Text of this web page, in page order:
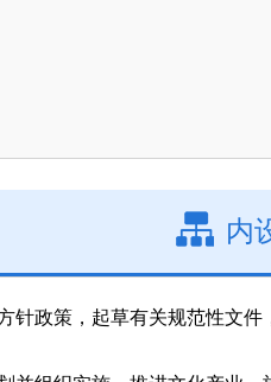
内
针政策，起草有关规范性文